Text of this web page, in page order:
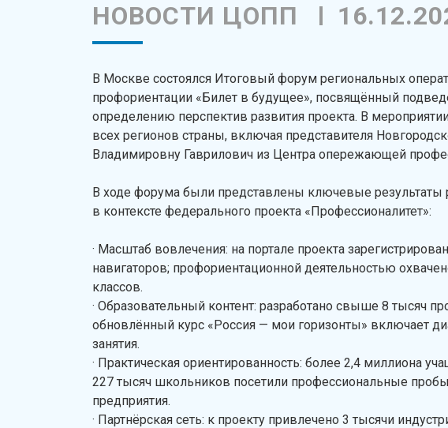
НОВОСТИ ЦОПП
В Москве состоялся Итоговый форум региональных
профориентации «Билет в будущее», посвящённый
определению перспектив развития проекта. В
всех регионов страны, включая представителя
Владимировну Гаврилович из Центра опережающей
В ходе форума были представлены ключевые результаты
в контексте федерального проекта «Профессионалитет»:
· Масштаб вовлечения: на портале проекта
навигаторов; профориентационной деятельностью
классов.
· Образовательный контент: разработано свыше 8 тысяч
обновлённый курс «Россия — мои горизонты» включает
занятия.
· Практическая ориентированность: более 2,4 миллиона
227 тысяч школьников посетили профессиональные
предприятия.
· Партнёрская сеть: к проекту привлечено 3 тысячи